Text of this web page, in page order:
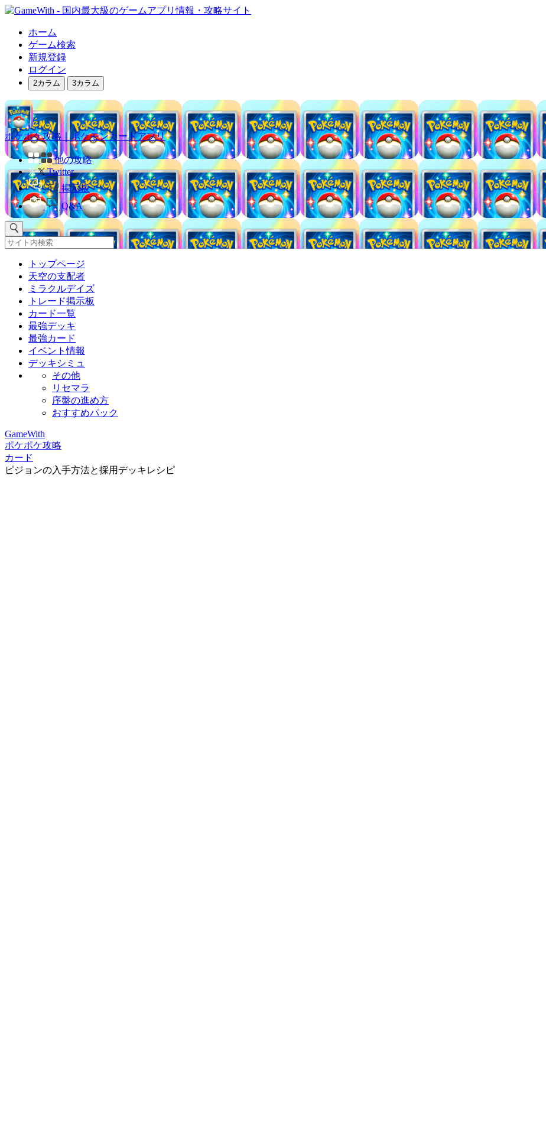
ホーム
ゲーム検索
新規登録
ログイン
2カラム 3カラム
ポケポケ攻略｜ポケモンカードアプリ
他の攻略
Twitter
掲示板
Q&A
トップページ
天空の支配者
ミラクルデイズ
トレード掲示板
カード一覧
最強デッキ
最強カード
イベント情報
デッキシミュ
その他
リセマラ
序盤の進め方
おすすめパック
GameWith
ポケポケ攻略
カード
ピジョンの入手方法と採用デッキレシピ